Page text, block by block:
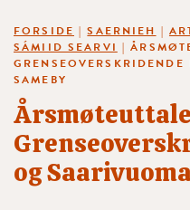
FORSIDE |SAERNIEH |
SÁMIID SEARVI |
SAMEBY
og